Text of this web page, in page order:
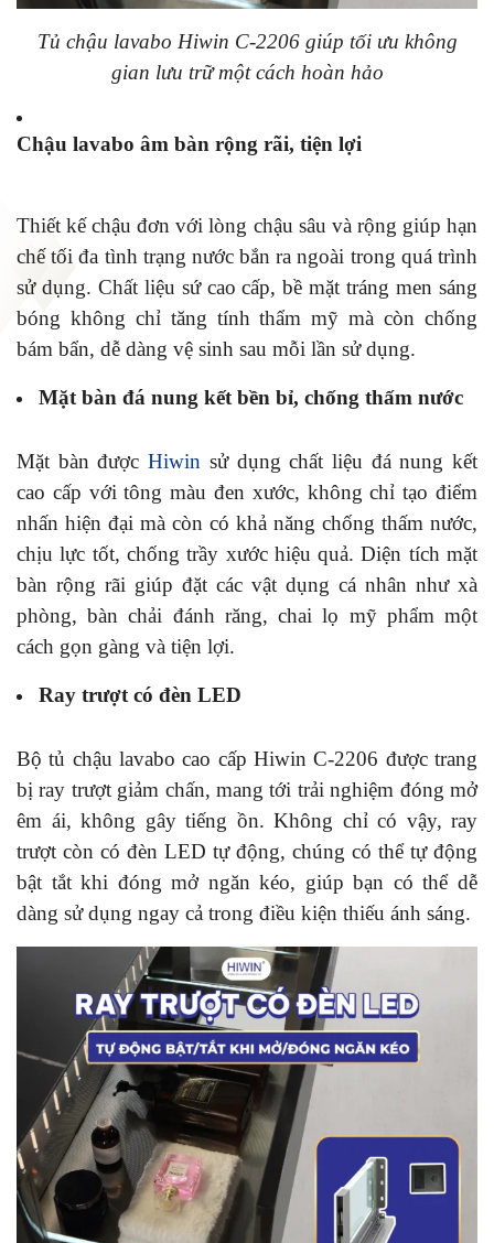
Tủ chậu lavabo Hiwin C-2206 giúp tối ưu không
gian lưu trữ một cách hoàn hảo
Chậu lavabo âm bàn rộng rãi, tiện lợi
Thiết kế chậu đơn với lòng chậu sâu và rộng giúp hạn
chế tối đa tình trạng nước bắn ra ngoài trong quá trình
sử dụng. Chất liệu sứ cao cấp, bề mặt tráng men sáng
bóng không chỉ tăng tính thẩm mỹ mà còn chống
bám bẩn, dễ dàng vệ sinh sau mỗi lần sử dụng.
Mặt bàn đá nung kết bền bỉ, chống thấm nước
Mặt bàn đượcHiwin sử dụng chất liệu đá nung kết
cao cấp với tông màu đen xước, không chỉ tạo điểm
nhấn hiện đại mà còn có khả năng chống thấm nước,
chịu lực tốt, chống trầy xước hiệu quả. Diện tích mặt
bàn rộng rãi giúp đặt các vật dụng cá nhân như xà
phòng, bàn chải đánh răng, chai lọ mỹ phẩm một
cách gọn gàng và tiện lợi.
Ray trượt có đèn LED
Bộ tủ chậu lavabo cao cấp Hiwin C-2206 được trang
bị ray trượt giảm chấn, mang tới trải nghiệm đóng mở
êm ái, không gây tiếng ồn. Không chỉ có vậy, ray
trượt còn có đèn LED tự động, chúng có thể tự động
bật tắt khi đóng mở ngăn kéo, giúp bạn có thể dễ
dàng sử dụng ngay cả trong điều kiện thiếu ánh sáng.